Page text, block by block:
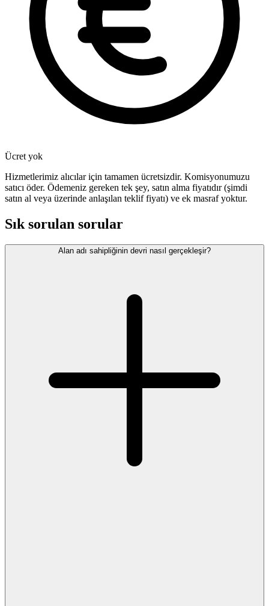
Ücret yok
Hizmetlerimiz alıcılar için tamamen ücretsizdir. Komisyonumuzu
satıcı öder. Ödemeniz gereken tek şey, satın alma fiyatıdır (şimdi
satın al veya üzerinde anlaşılan teklif fiyatı) ve ek masraf yoktur.
Sık sorulan sorular
Alan adı sahipliğinin devri nasıl gerçekleşir?